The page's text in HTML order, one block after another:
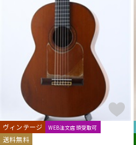
ヴィンテージ WEB注文店頭受取可
送料無料